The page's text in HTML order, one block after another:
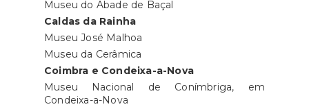
Museu do Abade de Baçal
Caldas da Rainha
Museu José Malhoa
Museu da Cerâmica
Coimbra e Condeixa-a-Nova
Museu Nacional de Conímbriga, em
Condeixa-a-Nova